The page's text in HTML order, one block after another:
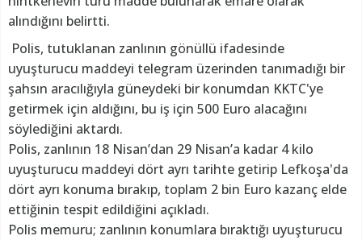
alındığını belirtti.
Polis, tutuklanan zanlının gönüllü ifadesinde
uyuşturucu maddeyi telegram üzerinden tanımadığı bir
şahsın aracılığıyla güneydeki bir konumdan KKTC'ye
getirmek için aldığını, bu iş için 500 Euro alacağını
söylediğini aktardı.
Polis, zanlının 18 Nisan’dan 29 Nisan’a kadar 4 kilo
uyuşturucu maddeyi dört ayrı tarihte getirip Lefkoşa'da
dört ayrı konuma bırakıp, toplam 2 bin Euro kazanç elde
ettiğinin tespit edildiğini açıkladı.
Polis memuru; zanlının konumlara bıraktığı uyuşturucu